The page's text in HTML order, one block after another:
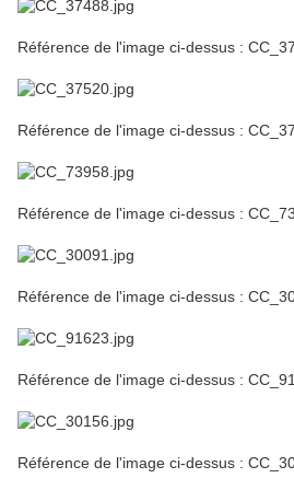
Référence de l'image ci-dessus :
Référence de l'image ci-dessus :
Référence de l'image ci-dessus :
Référence de l'image ci-dessus :
Référence de l'image ci-dessus :
Référence de l'image ci-dessus :